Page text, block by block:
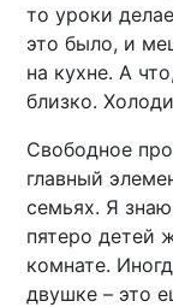
то уроки
это было, и
на кухне. А
близко.
Свободное
главный
семьях. Я
пятеро детей
комнате.
двушке – это